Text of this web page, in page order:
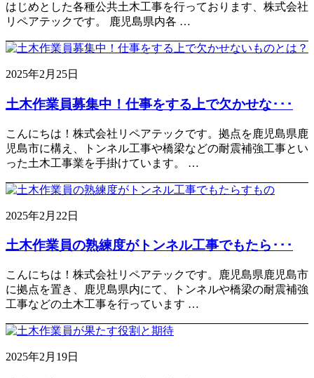
はじめとした各種公共土木工事を行っております、株式会社
リペアテックです。 鹿児島県内各 …
2025年2月25日
土木作業員募集中！仕事をする上で欠かせな･･･
こんにちは！株式会社リペアテックです。拠点を鹿児島県鹿
児島市に構え、トンネル工事や橋梁などの耐震補強工事とい
った土木工事業を手掛けています。 …
2025年2月22日
土木作業員の熟練度がトンネル工事でもたら･･･
こんにちは！株式会社リペアテックです。鹿児島県鹿児島市
に拠点を置き、鹿児島県内にて、トンネルや橋梁の耐震補強
工事などの土木工事を行っています …
2025年2月19日